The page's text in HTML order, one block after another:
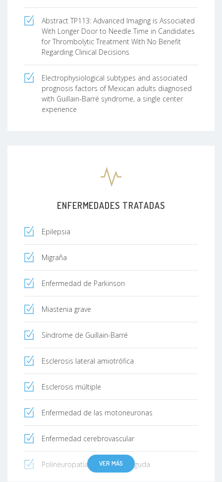
Abstract TP113: Advanced Imaging is Associated
With Longer Door to Needle Time in Candidates
for Thrombolytic Treatment With No Benefit
Regarding Clinical Decisions
Electrophysiological subtypes and associated
prognosis factors of Mexican adults diagnosed
with Guillain-Barré syndrome, a single center
experience
ENFERMEDADES TRATADAS
Epilepsia
Migraña
Enfermedad de Parkinson
Miastenia grave
Síndrome de Guillain-Barré
Esclerosis lateral amiotrófica
Esclerosis múltiple
Enfermedad de las motoneuronas
Enfermedad cerebrovascular
Polineuropatía inflamatoria aguda
VER MÁS